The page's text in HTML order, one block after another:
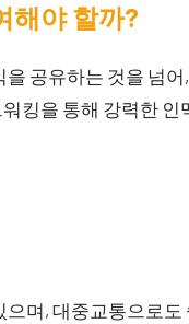
해야 할까?
공유하는 것을 넘
킹을 통해 강력한
며, 대중교통으로도